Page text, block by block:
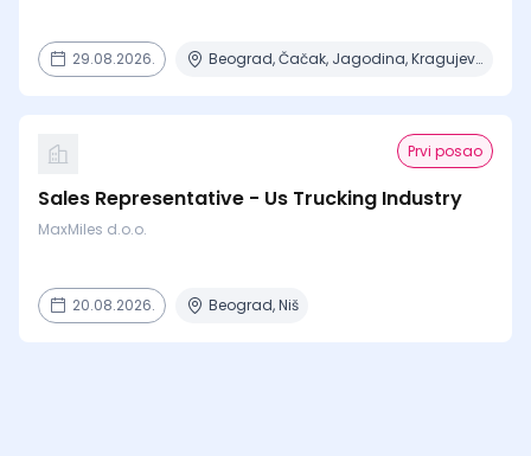
29.08.2026. Beograd, Čačak, Jagodina, Kragujevac, Kruševac + 15 mesta
Prvi posao
Sales Representative - Us Trucking Industry
MaxMiles d.o.o.
20.08.2026. Beograd, Niš